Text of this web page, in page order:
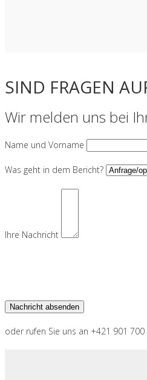
SIND FRAGEN
Wir melden uns bei
Name und Vorname
Was geht in dem Bericht?
Ihre Nachricht
oder rufen Sie uns an +421 901